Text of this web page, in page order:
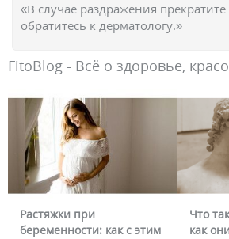
«В случае раздражения
обратитесь к дерматологу.»
FitoBlog - Всё о здоровье,
Что такое афродизиаки и
как они действуют